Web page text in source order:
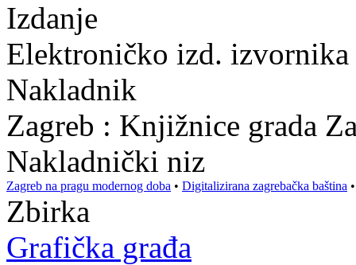
Izdanje
Elektroničko izd.
Nakladnik
Zagreb : Knjižnice grada
Nakladnički niz
Zagreb na pragu modernog doba • Digitalizirana zagrebačka baština
Zbirka
Grafička građa